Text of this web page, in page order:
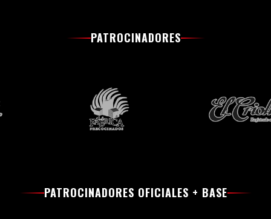
PATROCINADORES
PATROCINADORES OFICIALES + BASE